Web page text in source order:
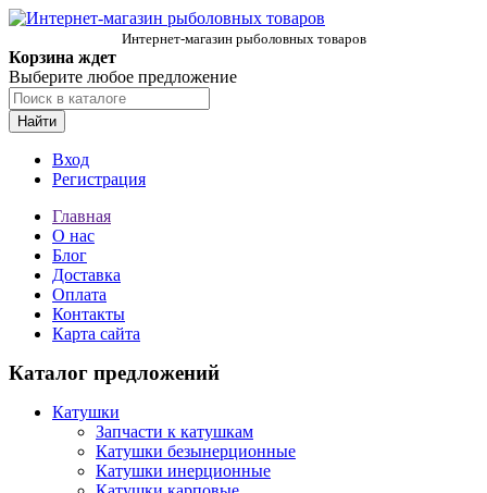
Интернет-магазин рыболовных товаров
Корзина ждет
Выберите любое предложение
Найти
Вход
Регистрация
Главная
О нас
Блог
Доставка
Оплата
Контакты
Карта сайта
Каталог предложений
Катушки
Запчасти к катушкам
Катушки безынерционные
Катушки инерционные